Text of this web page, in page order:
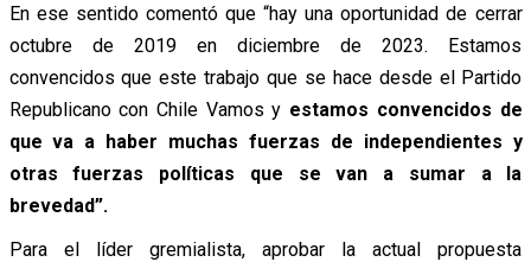
En ese sentido comentó que “hay una oportunidad de cerrar
octubre de 2019 en diciembre de 2023. Estamos
convencidos que este trabajo que se hace desde el Partido
Republicano con Chile Vamos y estamos convencidos de
que va a haber muchas fuerzas de independientes y
otras fuerzas políticas que se van a sumar a la
brevedad”.
Para el líder gremialista, aprobar la actual propuesta